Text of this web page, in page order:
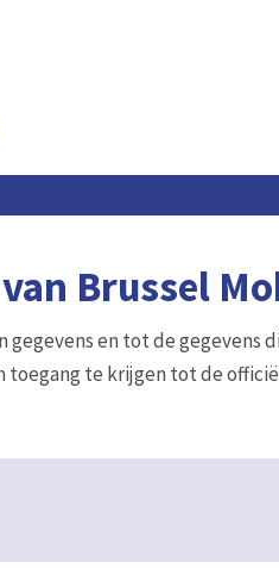
Brussel
en tot de gegevens
toegang te krijgen tot de